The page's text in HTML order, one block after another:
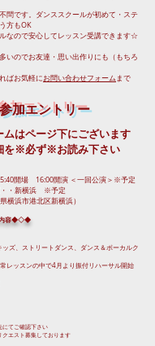
問です。ダンススクールが初めて・ステ
方もOK
なので安心してレッスン受講できます☆
いのでお友達・思い出作りにも（もちろ
ばお気軽にお問い合わせフォームまで
加エントリー
ムはページ下にございます
を※必ず※お読み下さい
開場 16:00開演 ＜一回公演＞※予定
・・新横浜 ※予定
県横浜市港北区新横浜）
内容◆◇◆
ズ、ストリートダンス、ダンス＆ボーカルク
レッスンの中で4月より振付リハーサル開始
にてご確認下さい
エスト募集しております